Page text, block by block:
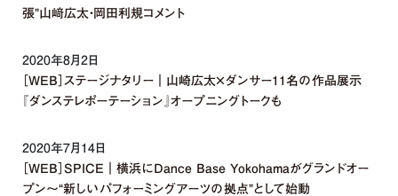
張”山﨑広太・岡田利規コメント
2020年8月2日
［WEB］ステージナタリー｜山崎広太×ダンサー11名の作品展示
『ダンステレポーテーション』オープニングトークも
2020年7月14日
［WEB］SPICE｜横浜にDance Base Yokohamaがグランドオー
プン～“新しいパフォーミングアーツの拠点”として始動